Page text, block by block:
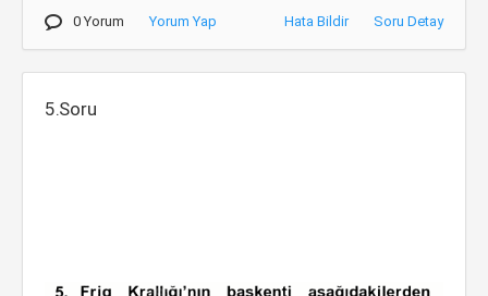
0 Yorum Yorum Yap Hata Bildir Soru Detay
5.Soru